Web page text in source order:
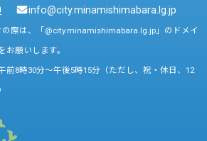
info@city.minamishimabara.lg.jp
際は、「@city.minamishimabara.lg.jp」のドメイ
お願いします。
前8時30分～午後5時15分（ただし、祝・休日、12